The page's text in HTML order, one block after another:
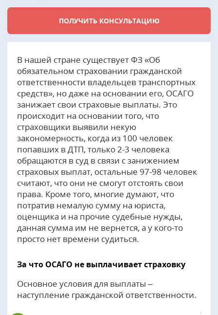
ПОЛУЧИТЬ КОНСУЛЬТАЦИЮ
В нашей стране существует ФЗ «Об
обязательном страховании гражданской
ответственности владельцев транспортных
средств», но даже на основании его, ОСАГО
занижает свои страховые выплаты. Это
происходит на основании того, что
страховщики выявили некую
закономерность, когда из 100 человек
попавших в ДТП, только 2-3 человека
обращаются в суд в связи с занижением
страховых выплат, остальные 97-98 человек
считают, что они не смогут отстоять свои
права. Кроме того, многие думают, что
потратив немалую сумму на юриста,
оценщика и на прочие судебные нужды,
данная сумма им не вернется, а у кого-то
просто нет времени судиться.
За что ОСАГО не выплачивает страховку
Основное условия для выплаты –
наступление гражданской ответственности.